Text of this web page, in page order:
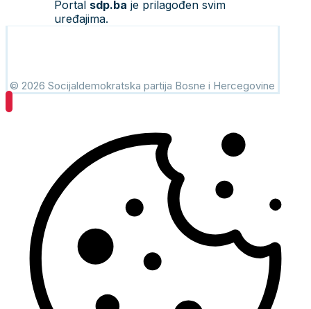
Portal sdp.ba je prilagođen svim
uređajima.
© 2026 Socijaldemokratska partija Bosne i Hercegovine